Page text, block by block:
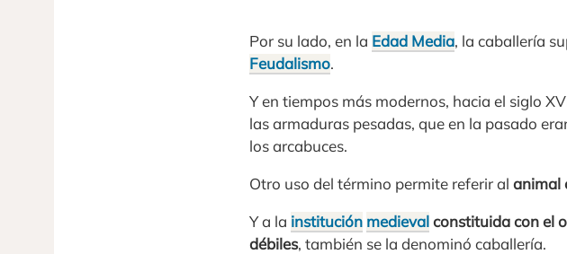
Por su lado, en la Edad Media, la caballería
Feudalismo.
Y en tiempos más modernos, hacia el siglo
las armaduras pesadas, que en la pasado
los arcabuces.
Otro uso del término permite referir al animal
Y a la institución medievalconstituida con el
débiles, también se la denominó caballería.